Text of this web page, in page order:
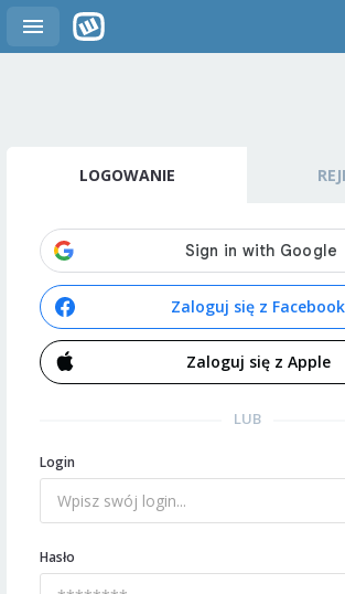
LOGOWANIE
Zaloguj się z Facebook
Zaloguj się z Apple
LUB
Login
Hasło